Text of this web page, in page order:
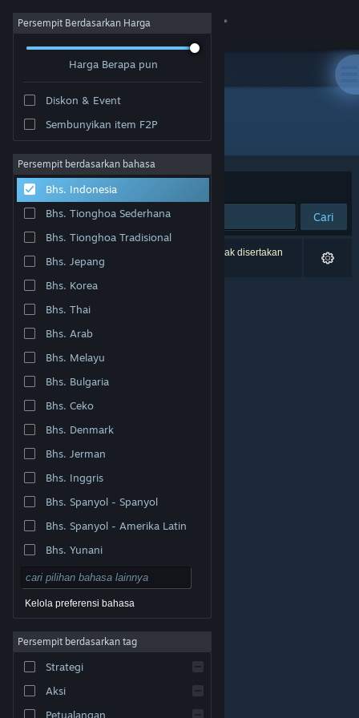
Login
Tentang
Bantuan
Ubah bahasa
Dapatkan Aplikasi Seluler Steam
Lihat situs web desktop
Undang. Semua merek dagang merupakan hak pemilik
Legal| Aksesibilitas
Pengembalian Dana
Persempit Berdasarkan Harga
Harga Berapa pun
Diskon & Event
Sembunyikan item F2P
Persempit berdasarkan bahasa
Bhs. Indonesia
Bhs. Tionghoa Sederhana
Bhs. Tionghoa Tradisional
Bhs. Jepang
Bhs. Korea
Bhs. Thai
Bhs. Arab
Bhs. Melayu
Bhs. Bulgaria
Bhs. Ceko
Bhs. Denmark
Bhs. Jerman
Bhs. Inggris
Bhs. Spanyol - Spanyol
Bhs. Spanyol - Amerika Latin
Bhs. Yunani
Kelola preferensi bahasa
Persempit berdasarkan tag
Strategi
Aksi
Petualangan
Pengembang: Aliya Abdullayeva
Berdasarkan Relevansi
Cari
0 hasil cocok dengan pencarianmu. 1 produk tidak disertakan
berdasarkan preferensimu.